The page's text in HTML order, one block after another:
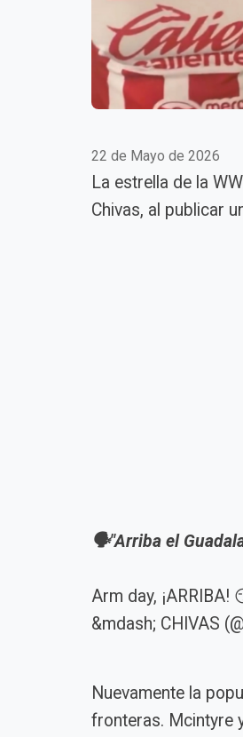
22 de Mayo de 2026
La estrella de la
Chivas, al publicar
🗣️"Arriba el
Arm day, ¡ARRIBA!
&mdash; CHIVAS
Nuevamente la
fronteras. Mcintyre